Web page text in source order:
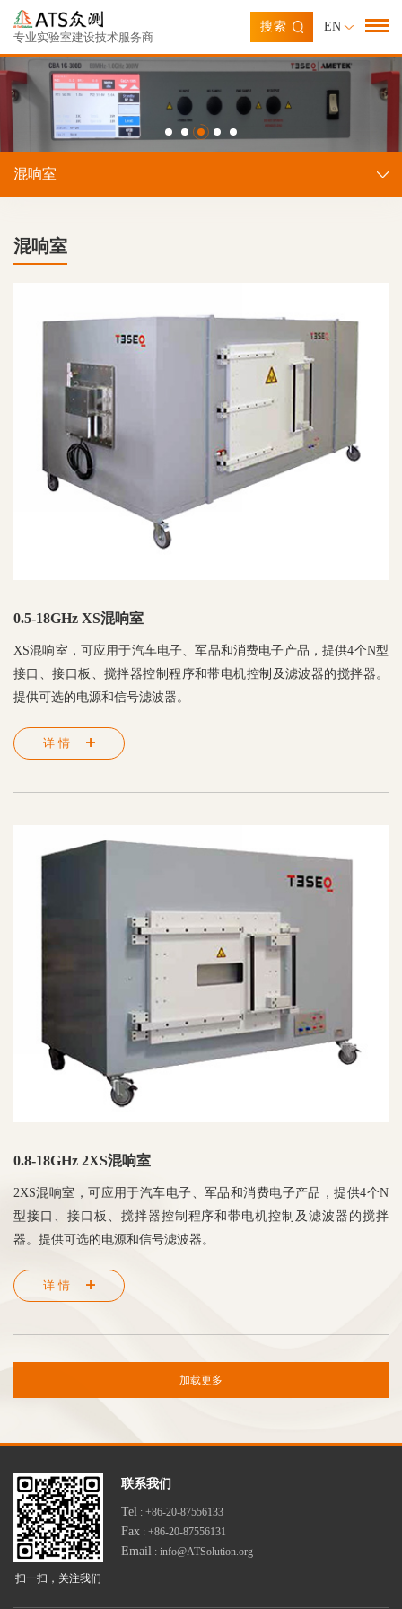
专业实验室建设技术服务商
搜索 EN
混响室
混响室
0.5-18GHz XS混响室
XS混响室，可应用于汽车电子、军品和消费电子产品，提供4个N型
接口、接口板、搅拌器控制程序和带电机控制及滤波器的搅拌器。
提供可选的电源和信号滤波器。
详情
0.8-18GHz 2XS混响室
2XS混响室，可应用于汽车电子、军品和消费电子产品，提供4个N
型接口、接口板、搅拌器控制程序和带电机控制及滤波器的搅拌
器。提供可选的电源和信号滤波器。
详情
加载更多
扫一扫，关注我们
联系我们
Tel : +86-20-87556133
Fax : +86-20-87556131
Email : info@ATSolution.org